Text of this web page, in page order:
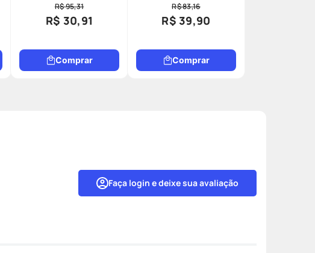
Rapido 24 Horas De Acao
R$ 95,31
R$ 30,91
Comprar
R$ 83,16
R$ 39,90
Comprar
Faça login e deixe sua avaliação